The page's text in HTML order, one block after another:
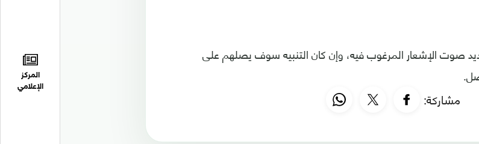
المركز
الإعلامي
صوت الإشعار المرغوب فيه، وإن كان التنبيه سوف يصلهم على
مشاركة: